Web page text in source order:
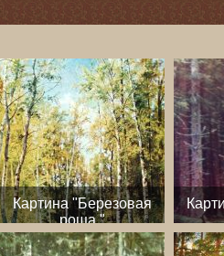
Картина "Березовая
роща "